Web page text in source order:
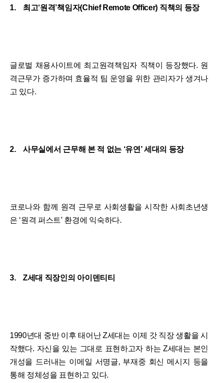
1. 최고‘원격’책임자(Chief Remote Officer) 직책의 등장
글로벌 채용사이트에 최고원격책임자 직책이 등장했다. 원
격근무가 증가하며 효율적 팀 운영을 위한 관리자가 생겨나
고 있다.
2. 사무실에서 근무해 본 적 없는 ‘유연’ 세대의 등장
코로나와 함께 원격 근무로 사회생활을 시작한 사회초년생
은 ‘원격 퍼스트’ 환경에 익숙하다.
3. Z세대 직장인의 아이덴티티
1990년대 중반 이후 태어난 Z세대는 이제 갓 직장 생활을 시
작했다. 자신을 있는 그대로 표현하고자 하는 Z세대는 본인
개성을 드러내는 이메일 서명글, 부재중 회신 메시지 등을
통해 정체성을 표현하고 있다.